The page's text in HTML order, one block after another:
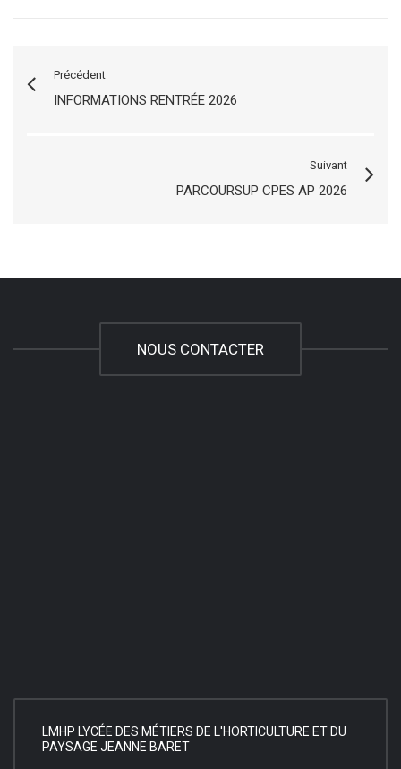
Précédent
INFORMATIONS RENTRÉE 2026
Suivant
PARCOURSUP CPES AP 2026
NOUS CONTACTER
LMHP LYCÉE DES MÉTIERS DE L'HORTICULTURE ET DU
PAYSAGE JEANNE BARET